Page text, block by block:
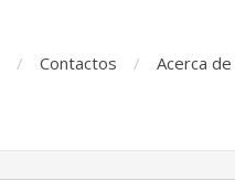
Contactos Acerca de